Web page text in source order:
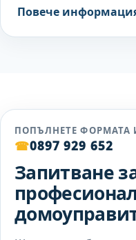
Повече
ПОПЪЛНЕТЕ ФОРМАТА
☎0897 929 652
Запитване